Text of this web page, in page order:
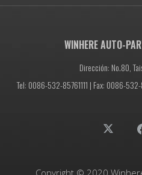
WINHERE AUTO-
Dirección: No.80,
Tel: 0086-532-85761111 | Fax: 0086-
Copyright © 2020